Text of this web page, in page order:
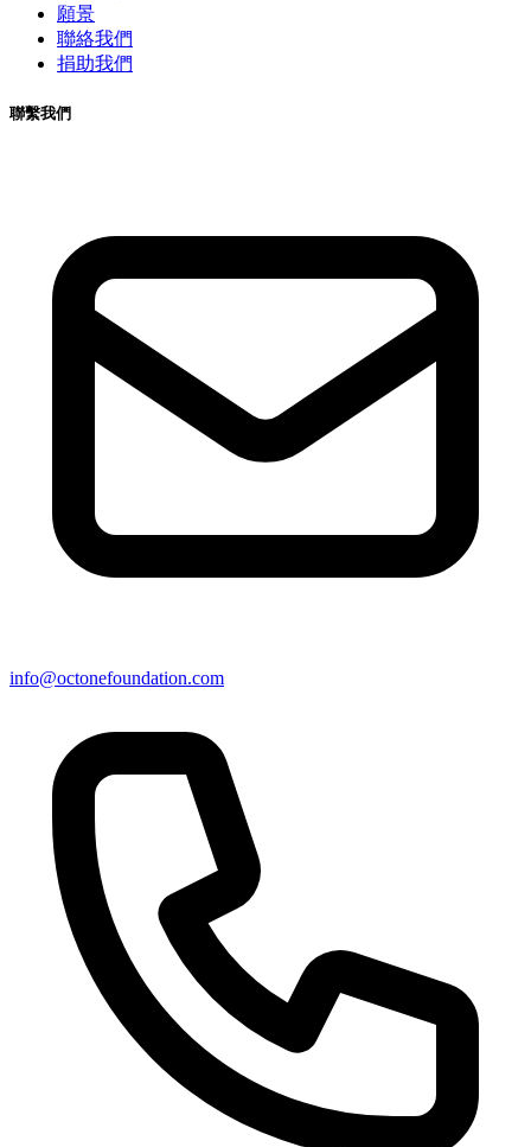
願景
聯絡我們
捐助我們
聯繫我們
info@octonefoundation.com